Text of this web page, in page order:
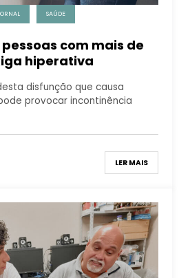
SAÚDE
com mais de
hiperativa
disfunção que causa
provocar incontinência
LER MAIS